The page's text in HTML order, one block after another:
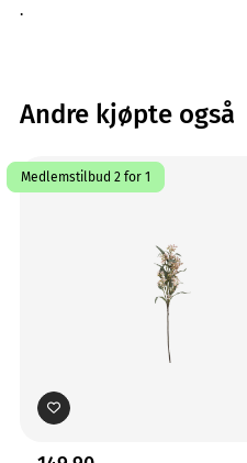
.
Andre kjøpte også
Medlemstilbud 2 for 1